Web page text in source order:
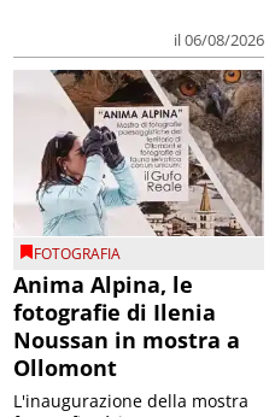
il 06/08/2026
FOTOGRAFIA
Anima Alpina, le
fotografie di Ilenia
Noussan in mostra a
Ollomont
L'inaugurazione della mostra